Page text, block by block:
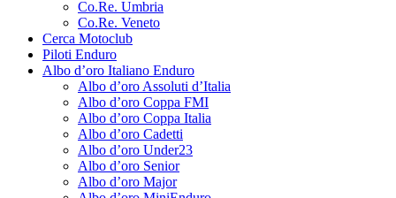
Co.Re. Umbria
Co.Re. Veneto
Cerca Motoclub
Piloti Enduro
Albo d’oro Italiano Enduro
Albo d’oro Assoluti d’Italia
Albo d’oro Coppa FMI
Albo d’oro Coppa Italia
Albo d’oro Cadetti
Albo d’oro Under23
Albo d’oro Senior
Albo d’oro Major